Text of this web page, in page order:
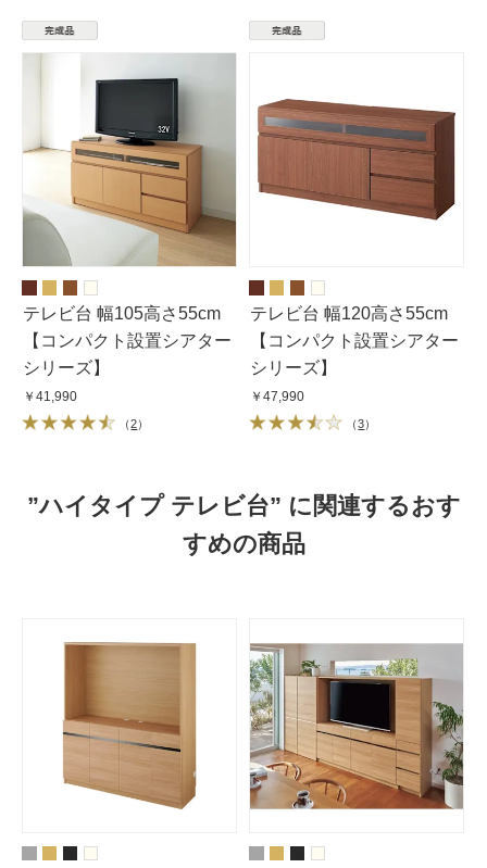
テレビ台 幅105高さ55cm
【コンパクト設置シアター
シリーズ】
￥41,990
（2）
テレビ台 幅120高さ55cm
【コンパクト設置シアター
シリーズ】
￥47,990
（3）
”ハイタイプ テレビ台” に関連するおす
すめの商品